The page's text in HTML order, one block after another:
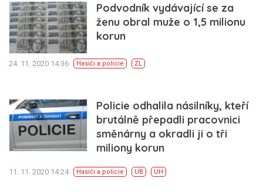
Podvodník vydávající se za
ženu obral muže o 1,5 milionu
korun
24. 11. 2020 14:36 Hasiči a policie ZL
Policie odhalila násilníky, kteří
brutálně přepadli pracovnici
směnárny a okradli ji o tři
miliony korun
11. 11. 2020 14:24 Hasiči a policie UB UH